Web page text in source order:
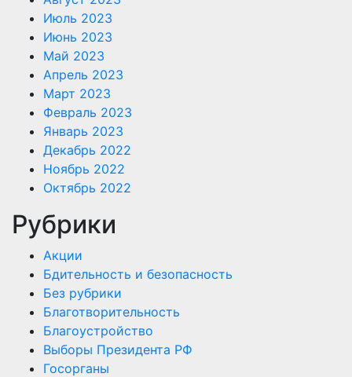
Июль 2023
Июнь 2023
Май 2023
Апрель 2023
Март 2023
Февраль 2023
Январь 2023
Декабрь 2022
Ноябрь 2022
Октябрь 2022
Рубрики
Акции
Бдительность и безопасность
Без рубрики
Благотворительность
Благоустройство
Выборы Президента РФ
Госорганы